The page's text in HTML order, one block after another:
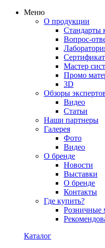
Меню
О продукции
Стандарты
Вопрос-
Мастер
Промо
3D
Обзоры
Видео
Статьи
Наши партнеры
Галерея
Фото
Видео
О бренде
Новости
Выставки
О бренде
Контакты
Где купить?
Розничные
Каталог